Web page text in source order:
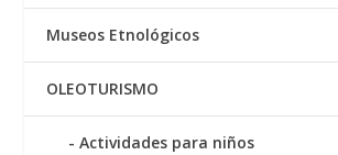
Museos Etnológicos
OLEOTURISMO
Actividades para niños